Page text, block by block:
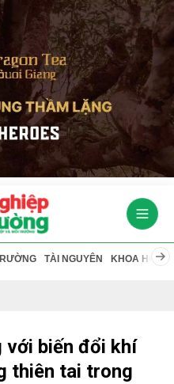
TÀI NGUYÊN KHOA HỌC
với biến đổi khí
thiên tai trong